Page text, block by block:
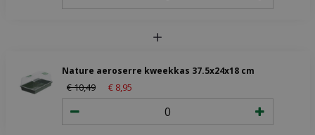
Nature aeroserre kweekkas 37.5x24x18 cm
€10,49 € 8 95